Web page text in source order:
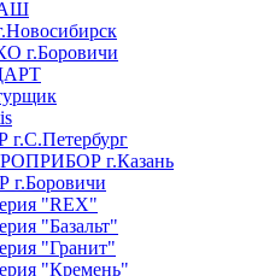
г.Боровичи
г.Казань
г.Боровичи
"REX"
"Базальт"
"Гранит"
"Кремень"